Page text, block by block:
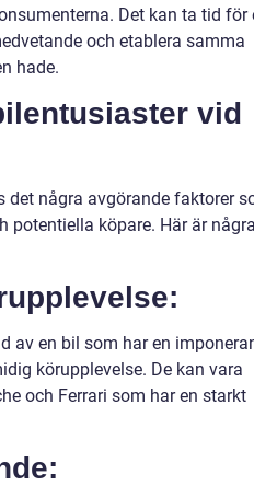
Det kan ta tid för
och etablera samma
hade.
vid
några avgörande faktorer
potentiella köpare. Här är
av en bil som har en
körupplevelse. De kan vara
och Ferrari som har en starkt